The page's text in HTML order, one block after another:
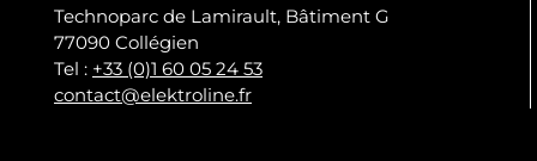
Technoparc de Lamirault, Bâtiment G
77090 Collégien
Tel : +33 (0)1 60 05 24 53
contact@elektroline.fr